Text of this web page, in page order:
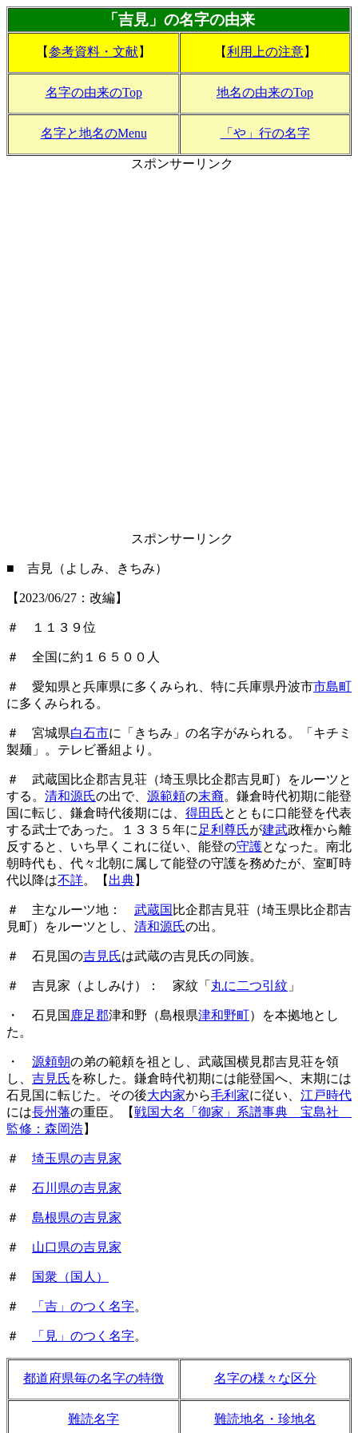
「吉見」の名字の由来
【参考資料・文献】 【利用上の注意】
名字の由来のTop 地名の由来のTop
名字と地名のMenu 「や」行の名字
スポンサーリンク
スポンサーリンク
■ 吉見（よしみ、きちみ）
【2023/06/27：改編】
＃ １１３９位
＃ 全国に約１６５００人
＃ 愛知県と兵庫県に多くみられ、特に兵庫県丹波市市島町
に多くみられる。
＃ 宮城県白石市に「きちみ」の名字がみられる。「キチミ
製麺」。テレビ番組より。
＃ 武蔵国比企郡吉見荘（埼玉県比企郡吉見町）をルーツと
する。 清和源氏の出で、 源範頼の末裔。鎌倉時代初期に能登
国に転じ、鎌倉時代後期には、 得田氏とともに口能登を代表
する武士であった。１３３５年に 足利尊氏が建武政権から離
反すると、いち早くこれに従い、能登の守護となった。南北
朝時代も、代々北朝に属して能登の守護を務めたが、室町時
代以降は不詳。【 出典】
＃ 主なルーツ地： 武蔵国 比企郡吉見荘（埼玉県比企郡吉
見町）をルーツとし、 清和源氏の出。
＃ 石見国の吉見氏は武蔵の吉見氏の同族。
＃ 吉見家（よしみけ）： 家紋「 丸に二つ引紋 」
・ 石見国 鹿足郡津和野（島根県津和野町）を本拠地とし
た。
・ 源頼朝の弟の範頼を祖とし、武蔵国横見郡吉見荘を領
し、 吉見氏を称した。鎌倉時代初期には能登国へ、末期には
石見国に転じた。その後大内家から毛利家に従い、 江戸時代
には長州藩の重臣。【戦国大名「御家」系譜事典 宝島社
監修：森岡浩】
＃ 埼玉県の吉見家
＃ 石川県の吉見家
＃ 島根県の吉見家
＃ 山口県の吉見家
＃ 国衆（国人）
＃ 「吉」のつく名字。
＃ 「見」のつく名字。
都道府県毎の名字の特徴 名字の様々な区分
難読名字 難読地名・珍地名